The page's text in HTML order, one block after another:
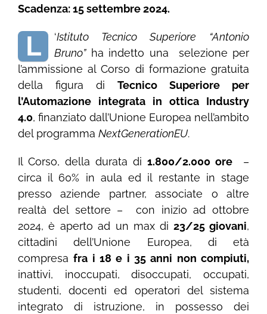
Scadenza: 15 settembre 2024.
L ‘Istituto Tecnico Superiore “Antonio
Bruno”ha indetto una selezione per
l’ammissione al Corso di formazione gratuita
della figura di Tecnico Superiore per
l’Automazione integrata in ottica Industry
4.0, finanziato dall’Unione Europea nell’ambito
del programma NextGenerationEU.
Il Corso, della durata di 1.800/2.000 ore –
circa il 60% in aula ed il restante in stage
presso aziende partner, associate o altre
realtà del settore – con inizio ad ottobre
2024, è aperto ad un max di 23/25 giovani,
cittadini dell’Unione Europea, di età
compresafra i 18 e i 35 anni non compiuti,
inattivi, inoccupati, disoccupati, occupati,
studenti, docenti ed operatori del sistema
integrato di istruzione, in possesso dei